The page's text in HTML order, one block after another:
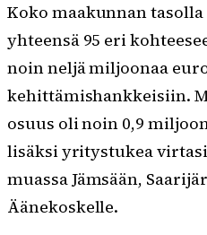
Koko maakunnan
yhteensä 95 eri
noin neljä miljoonaa
kehittämishankkeisiin.
osuus oli noin 0,9
lisäksi yritystukea
muassa Jämsään,
Äänekoskelle.